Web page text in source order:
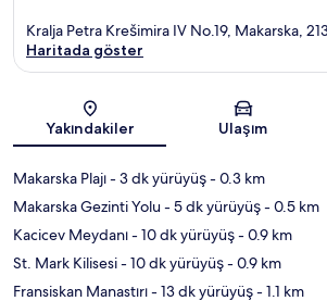
Harita
Kralja Petra Krešimira IV No.19, Makarska,
Haritada göster
Yakındakiler Ulaşım
Makarska Plajı- 3 dk yürüyüş- 0.3 km
Makarska Gezinti Yolu- 5 dk yürüyüş- 0.5 km
Kacicev Meydanı- 10 dk yürüyüş- 0.9 km
St. Mark Kilisesi- 10 dk yürüyüş- 0.9 km
Fransiskan Manastırı- 13 dk yürüyüş- 1.1 km